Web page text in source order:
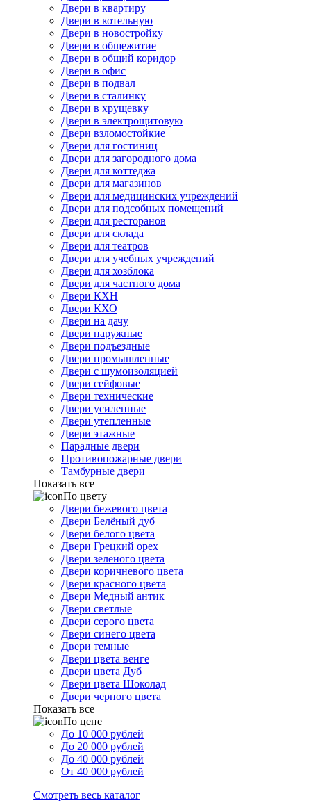
Двери в квартиру
Двери в котельную
Двери в новостройку
Двери в общежитие
Двери в общий коридор
Двери в офис
Двери в подвал
Двери в сталинку
Двери в хрущевку
Двери в электрощитовую
Двери взломостойкие
Двери для гостиниц
Двери для загородного дома
Двери для коттеджа
Двери для магазинов
Двери для медицинских учреждений
Двери для подсобных помещений
Двери для ресторанов
Двери для склада
Двери для театров
Двери для учебных учреждений
Двери для хозблока
Двери для частного дома
Двери КХН
Двери КХО
Двери на дачу
Двери наружные
Двери подъездные
Двери промышленные
Двери с шумоизоляцией
Двери сейфовые
Двери технические
Двери усиленные
Двери утепленные
Двери этажные
Парадные двери
Противопожарные двери
Тамбурные двери
Показать все
По цвету
Двери бежевого цвета
Двери Белёный дуб
Двери белого цвета
Двери Грецкий орех
Двери зеленого цвета
Двери коричневого цвета
Двери красного цвета
Двери Медный антик
Двери светлые
Двери серого цвета
Двери синего цвета
Двери темные
Двери цвета венге
Двери цвета Дуб
Двери цвета Шоколад
Двери черного цвета
Показать все
По цене
До 10 000 рублей
До 20 000 рублей
До 40 000 рублей
От 40 000 рублей
Смотреть весь каталог